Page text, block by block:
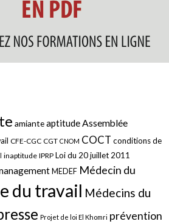
amianteaptitudeAssemblée
CFE-CGC CGT CNOM COCT conditions de
inaptitude IPRP Loi du 20 juillet 2011
MEDEF Médecin du
du travail Médecins du
Projet de loi El Khomri prévention